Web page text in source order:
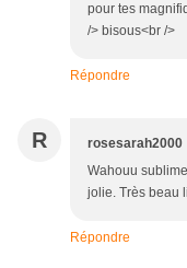
pour tes
/> bisous<br />
Répondre
R rosesarah2000
Wahouu
jolie. Très beau
Répondre